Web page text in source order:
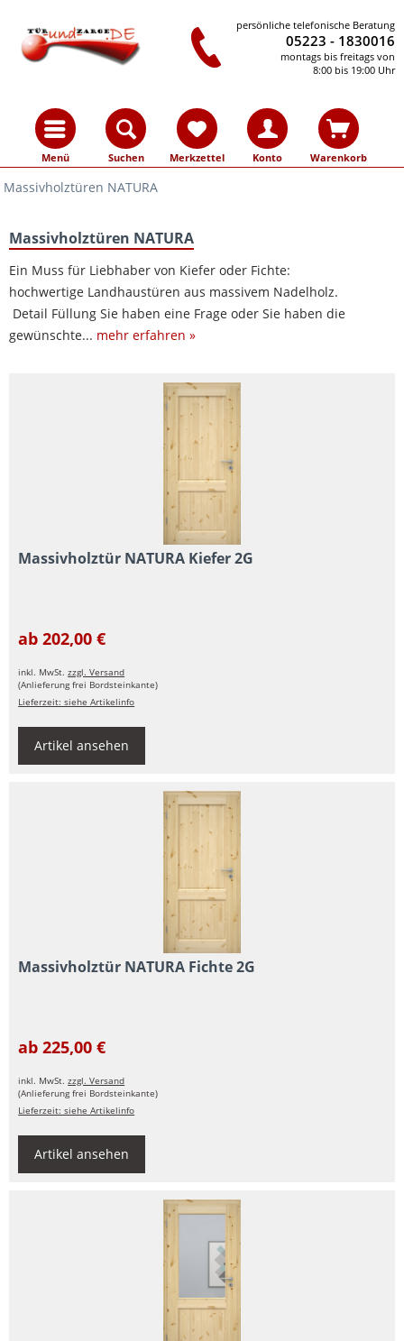
persönliche telefonische Beratung
05223 - 1830016
montags bis freitags von
8:00 bis 19:00 Uhr
Menü Suchen Merkzettel Konto Warenkorb
Massivholztüren NATURA
Massivholztüren NATURA
Ein Muss für Liebhaber von Kiefer oder Fichte:
hochwertige Landhaustüren aus massivem Nadelholz.
Detail Füllung Sie haben eine Frage oder Sie haben die
gewünschte... mehr erfahren »
Massivholztür NATURA Kiefer 2G
ab 202,00 €
inkl. MwSt.zzgl. Versand
(Anlieferung frei Bordsteinkante)
Lieferzeit: siehe Artikelinfo
Artikel ansehen
Massivholztür NATURA Fichte 2G
ab 225,00 €
inkl. MwSt.zzgl. Versand
(Anlieferung frei Bordsteinkante)
Lieferzeit: siehe Artikelinfo
Artikel ansehen